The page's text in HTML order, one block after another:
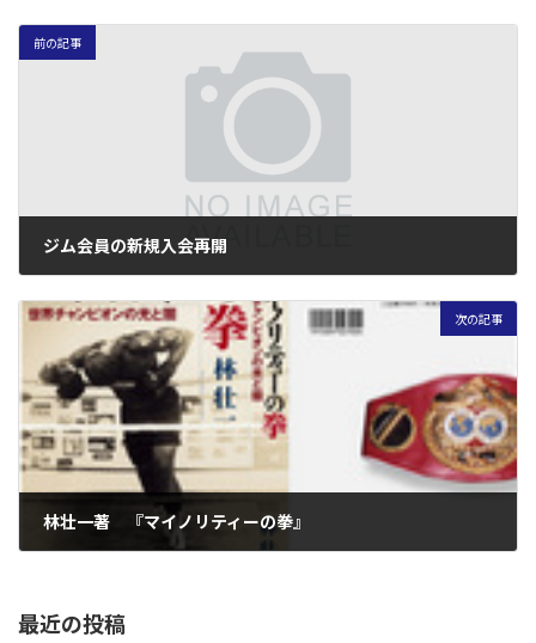
前の記事
ジム会員の新規入会再開
次の記事
林壮一著 『マイノリティーの拳』
最近の投稿